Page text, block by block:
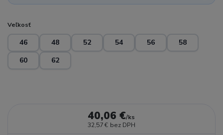
Veľkosť
46 48 52 54 56
58
60
62
40,06 €/ks
32,57 € bez DPH